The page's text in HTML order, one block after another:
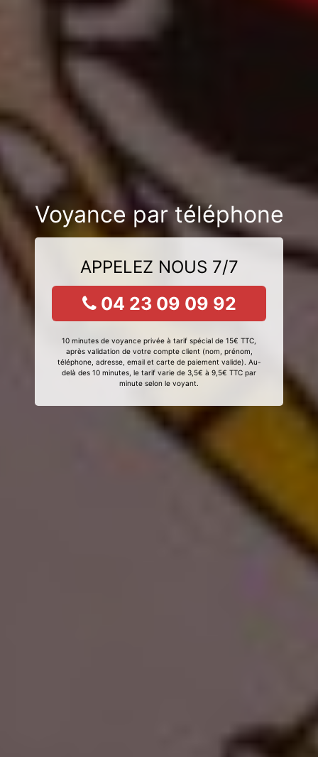
Voyance par téléphone
APPELEZ NOUS 7/7
04 23 09 09 92
10 minutes de voyance privée à tarif spécial de 15€ TTC,
après validation de votre compte client (nom, prénom,
téléphone, adresse, email et carte de paiement valide). Au-
delà des 10 minutes, le tarif varie de 3,5€ à 9,5€ TTC par
minute selon le voyant.